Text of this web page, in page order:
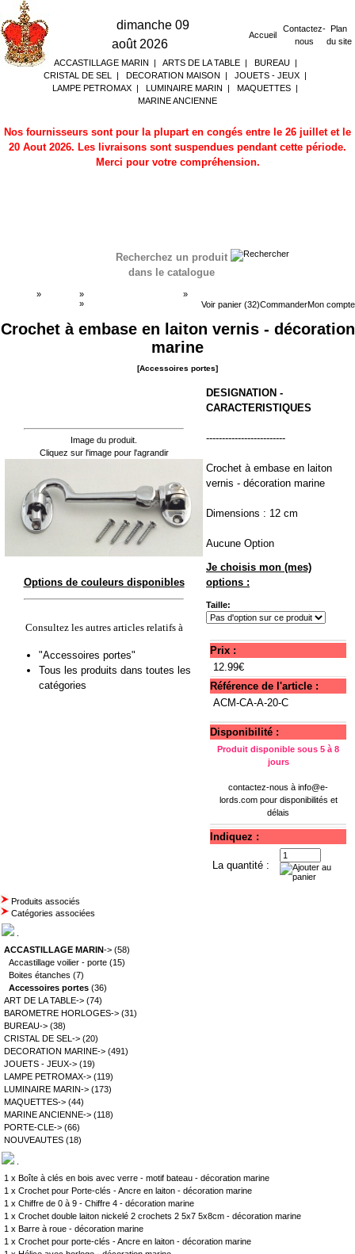
dimanche 09
août 2026
Accueil
Contactez-
nous
Plan
du site
ACCASTILLAGE MARIN | ARTS DE LA TABLE| BUREAU|
CRISTAL DE SEL
| DECORATION MAISON | JOUETS - JEUX |
LAMPE PETROMAX | LUMINAIRE MARIN | MAQUETTES |
MARINE ANCIENNE
Nos fournisseurs sont pour la plupart en congés entre le 26 juillet et le
20 Aout 2026. Les livraisons sont suspendues pendant cette période.
Merci pour votre compréhension.
Recherchez un produit
dans le catalogue
Voir panier (32)CommanderMon compte
» »
»
»
Crochet à embase en laiton vernis - décoration
marine
[Accessoires portes]
Image du produit.
Cliquez sur l'image pour l'agrandir
Options de couleurs disponibles
Consultez les autres articles relatifs à
"Accessoires portes"
Tous les produits dans toutes les
catégories
DESIGNATION -
CARACTERISTIQUES
-------------------------
Crochet à embase en laiton
vernis - décoration marine
Dimensions : 12 cm
Aucune Option
Je choisis mon (mes)
options :
Taille:
Prix :
12.99€
Référence de l'article :
ACM-CA-A-20-C
Disponibilité :
Produit disponible sous 5 à 8
jours
contactez-nous à info@e-
lords.compour disponibilités et
délais
Indiquez :
La quantité :
Produits associés
Catégories associées
ACCASTILLAGE MARIN-> (58)
Accastillage voilier - porte (15)
Boites étanches (7)
Accessoires portes (36)
ART DE LA TABLE-> (74)
BAROMETRE HORLOGES-> (31)
BUREAU-> (38)
CRISTAL DE SEL-> (20)
DECORATION MARINE-> (491)
JOUETS - JEUX-> (19)
LAMPE PETROMAX-> (119)
LUMINAIRE MARIN-> (173)
MAQUETTES-> (44)
MARINE ANCIENNE-> (118)
PORTE-CLE-> (66)
NOUVEAUTES (18)
1 x Boîte à clés en bois avec verre - motif bateau - décoration marine
1 x Crochet pour Porte-clés - Ancre en laiton - décoration marine
1 x Chiffre de 0 à 9 - Chiffre 4 - décoration marine
1 x Crochet double laiton nickelé 2 crochets 2 5x7 5x8cm - décoration marine
1 x Barre à roue - décoration marine
1 x Crochet pour porte-clés - Ancre en laiton - décoration marine